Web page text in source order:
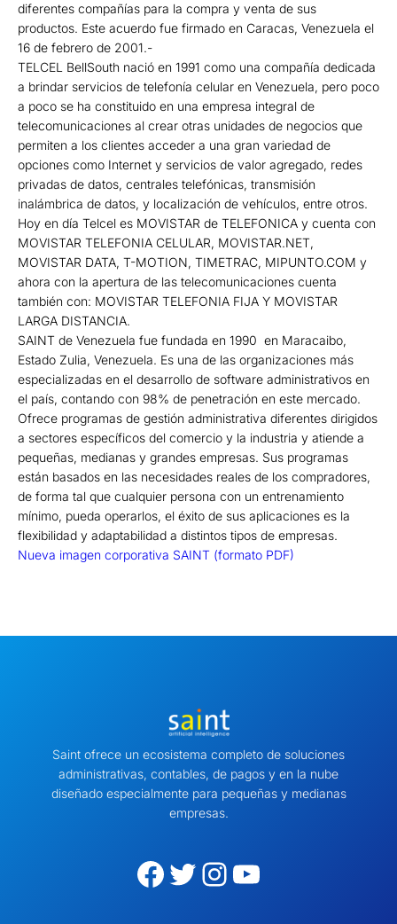
diferentes compañías para la compra y venta de sus
productos. Este acuerdo fue firmado en Caracas, Venezuela el
16 de febrero de 2001.-
TELCEL BellSouth nació en 1991 como una compañía dedicada
a brindar servicios de telefonía celular en Venezuela, pero poco
a poco se ha constituido en una empresa integral de
telecomunicaciones al crear otras unidades de negocios que
permiten a los clientes acceder a una gran variedad de
opciones como Internet y servicios de valor agregado, redes
privadas de datos, centrales telefónicas, transmisión
inalámbrica de datos, y localización de vehículos, entre otros.
Hoy en día Telcel es MOVISTAR de TELEFONICA y cuenta con
MOVISTAR TELEFONIA CELULAR, MOVISTAR.NET,
MOVISTAR DATA, T-MOTION, TIMETRAC, MIPUNTO.COM y
ahora con la apertura de las telecomunicaciones cuenta
también con: MOVISTAR TELEFONIA FIJA Y MOVISTAR
LARGA DISTANCIA.
SAINT de Venezuela fue fundada en 1990 en Maracaibo,
Estado Zulia, Venezuela. Es una de las organizaciones más
especializadas en el desarrollo de software administrativos en
el país, contando con 98% de penetración en este mercado.
Ofrece programas de gestión administrativa diferentes dirigidos
a sectores específicos del comercio y la industria y atiende a
pequeñas, medianas y grandes empresas. Sus programas
están basados en las necesidades reales de los compradores,
de forma tal que cualquier persona con un entrenamiento
mínimo, pueda operarlos, el éxito de sus aplicaciones es la
flexibilidad y adaptabilidad a distintos tipos de empresas.
Nueva imagen corporativa SAINT (formato PDF)
Saint ofrece un ecosistema completo de soluciones
administrativas, contables, de pagos y en la nube
diseñado especialmente para pequeñas y medianas
empresas.
Facebook Twitter Instagram YouTube